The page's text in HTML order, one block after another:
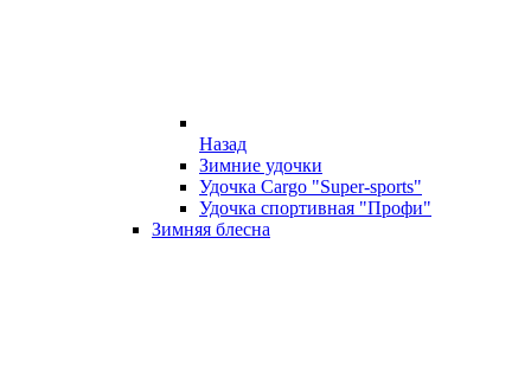
Назад
Зимние удочки
Удочка Cargo "Super-sports"
Удочка спортивная "Профи"
Зимняя блесна